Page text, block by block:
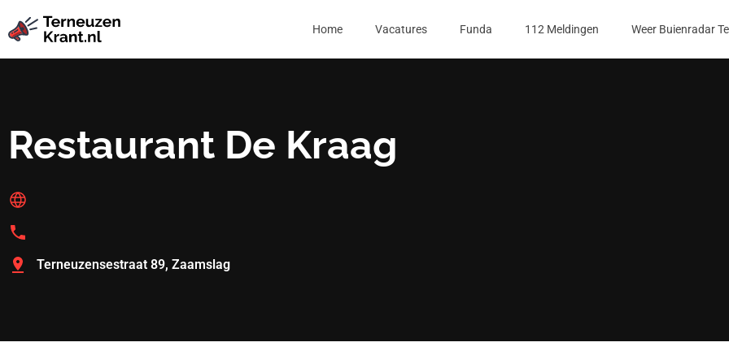
Home Vacatures Funda 112 Meldingen Weer Buienradar
Restaurant De Kraag
Terneuzensestraat 89, Zaamslag